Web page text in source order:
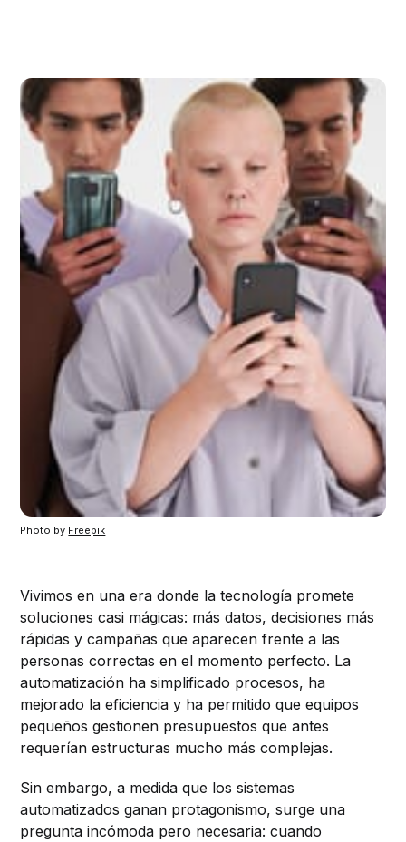
Photo by Freepik
Vivimos en una era donde la tecnología promete
soluciones casi mágicas: más datos, decisiones más
rápidas y campañas que aparecen frente a las
personas correctas en el momento perfecto. La
automatización ha simplificado procesos, ha
mejorado la eficiencia y ha permitido que equipos
pequeños gestionen presupuestos que antes
requerían estructuras mucho más complejas.
Sin embargo, a medida que los sistemas
automatizados ganan protagonismo, surge una
pregunta incómoda pero necesaria: cuando